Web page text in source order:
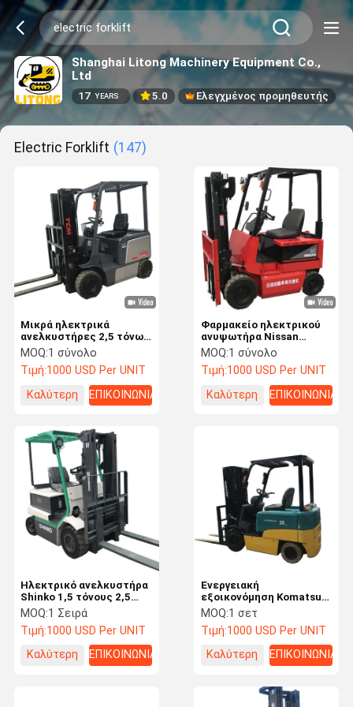
Shanghai Litong Machinery Equipment Co.,
Ltd
17 YEARS 5.0 Ελεγχμένος προμηθευτής
Electric Forklift (147)
Μικρά ηλεκτρικά
ανελκυστήρες 2,5 τόνων
για αποθήκευση και
μεταφορά υλικών
MOQ:1 σύνολο
Τιμή:1000 USD Per UNIT
Καλύτερη
ΕΠΙΚΟΙΝΩΝΙΑ
Φαρμακείο ηλεκτρικού
ανυψωτήρα Nissan
1.5ton 2.5 μπαταρία
Stacker φορτηγά 1 τόνος
τιμή Λίθιο Ηλεκτρικό
φορτηγά φορτηγά
MOQ:1 σύνολο
Τιμή:1000 USD Per UNIT
Καλύτερη
ΕΠΙΚΟΙΝΩΝΙΑ
Ηλεκτρικό ανελκυστήρα
Shinko 1,5 τόνους 2,5
τόνους 3 τόνους 4000
λίβρες 5000 λίβρες
Ανυψωτήρας
εμπορευματοκιβωτίου
μπαταρίας
MOQ:1 Σειρά
Τιμή:1000 USD Per UNIT
Καλύτερη
ΕΠΙΚΟΙΝΩΝΙΑ
Ενεργειακή
εξοικονόμηση Komatsu
2,5 τόνων
Χρησιμοποιούμενο
ανελκυστήρα ντίζελ
Χρησιμοποιούμενο
ηλεκτρικό ανελκυστήρα
για τη βιομηχανία
MOQ:1 σετ
Τιμή:1000 USD Per UNIT
Καλύτερη
ΕΠΙΚΟΙΝΩΝΙΑ